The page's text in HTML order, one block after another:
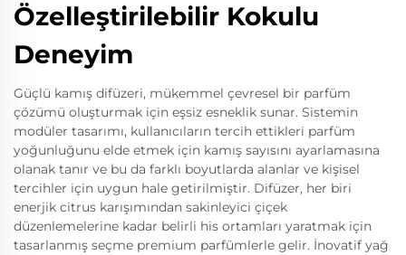
Özelleştirilebilir Kokulu
Deneyim
Güçlü kamış difüzeri, mükemmel çevresel bir parfüm
çözümü oluşturmak için eşsiz esneklik sunar. Sistemin
modüler tasarımı, kullanıcıların tercih ettikleri parfüm
yoğunluğunu elde etmek için kamış sayısını ayarlamasına
olanak tanır ve bu da farklı boyutlarda alanlar ve kişisel
tercihler için uygun hale getirilmiştir. Difüzer, her biri
enerjik citrus karışımından sakinleyici çiçek
düzenlemelerine kadar belirli his ortamları yaratmak için
tasarlanmış seçme premium parfümlerle gelir. İnovatif yağ